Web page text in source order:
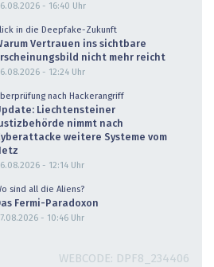
- 16:40 Uhr
in die Deepfake-Zukunft
Vertrauen ins sichtbare
nicht mehr reicht
- 12:24 Uhr
nach Hackerangriff
Liechtensteiner
nimmt nach
weitere Systeme vom
- 12:14 Uhr
sind all die Aliens?
Fermi-Paradoxon
- 10:46 Uhr
WEBCODE DPF8_234406